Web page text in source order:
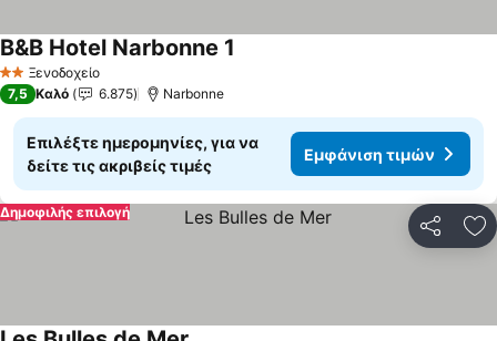
2 ΑστέριαΞενοδοχείο
B&B Hotel Narbonne 1
7,5 Καλό 6.875 Narbonne
Επιλέξτε ημερομηνίες, για να
δείτε τις ακριβείς τιμές
Εμφάνιση τιμών
Δημοφιλής επιλογή